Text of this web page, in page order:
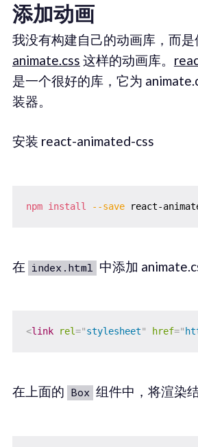
添加动画
我没有构建自己的动画库，而
animate.css 这样的动画库。
是一个很好的库，它为
装器。
安装 react-animated-css
npm install --save
在 index.html 中添加
<link rel="stylesheet" href="
在上面的 Box 组件中，将渲染